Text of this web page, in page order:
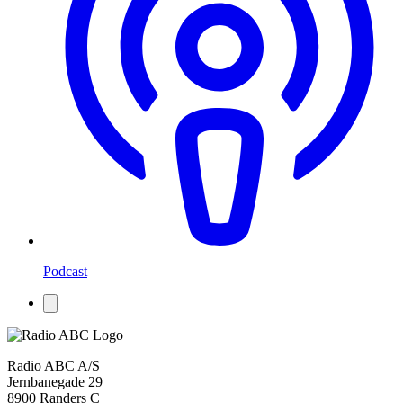
Podcast
Radio ABC A/S
Jernbanegade 29
8900 Randers C